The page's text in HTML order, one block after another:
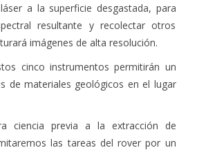
a la superficie desgastada, para
resultante y recolectar otros
imágenes de alta resolución.
cinco instrumentos permitirán un
de materiales geológicos en el lugar
ciencia previa a la extracción de
las tareas del rover por un